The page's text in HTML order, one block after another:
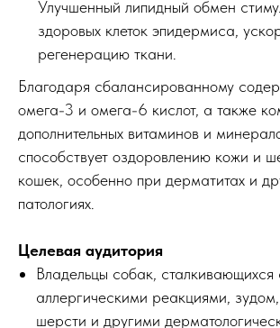
Улучшенный липидный обмен
здоровых клеток эпидермиса,
регенерацию ткани.
Благодаря сбалансированному
омега-3 и омега-6 кислот, а также
дополнительных витаминов и
способствует оздоровлению кожи и
кошек, особенно при дерматитах и
патологиях.
Целевая аудитория
Владельцы собак, сталкивающихся
аллергическими реакциями,
шерсти и другими